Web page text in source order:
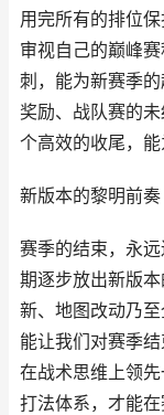
用完所有的排位
审视自己的巅峰
刺，能为新赛季
奖励、战队赛的
个高效的收尾，能
新版本的黎明前奏
赛季的结束，永
期逐步放出新版
新、地图改动乃
能让我们对赛季
在战术思维上领
打法体系，才能